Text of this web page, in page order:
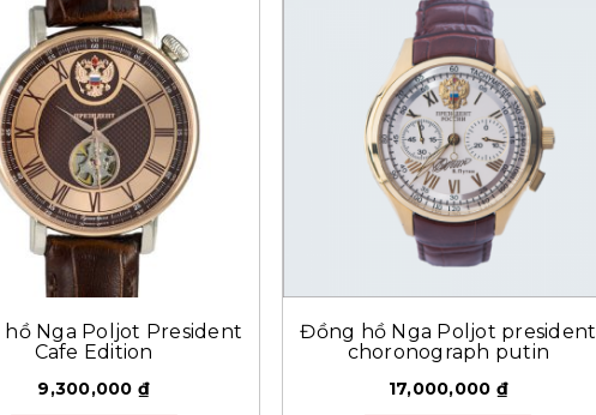
Nga Poljot President
Cafe Edition
9,300,000 ₫
Đồng hồ Nga Poljot president
choronograph putin
17,000,000 ₫